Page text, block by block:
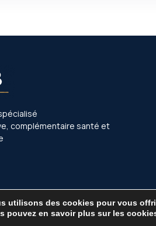
complémentaire santé et
©
utilisons des cookies pour vous
pouvez en savoir plus sur les